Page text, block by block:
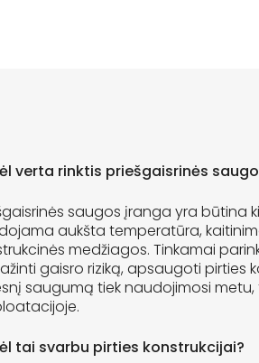
verta rinktis priešgaisrinės
saugos įranga yra būtina
aukšta temperatūra,
medžiagos. Tinkamai
gaisro riziką, apsaugoti pirties
saugumą tiek naudojimosi metu,
tai svarbu pirties konstrukcijai?